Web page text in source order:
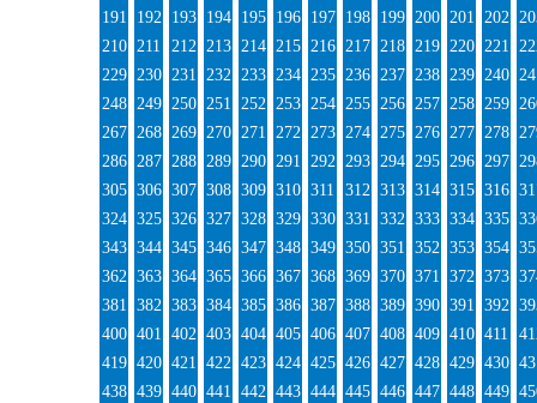
191
192 193 194 195 196 197 198 199 200 201 202
210 211 212 213 214 215 216 217 218 219 220 221
229 230 231 232 233 234 235 236 237 238 239 240
248 249 250 251 252 253 254 255 256 257 258 259
267 268 269 270 271 272 273 274 275 276 277 278
286 287 288 289 290 291 292 293 294 295 296 297
305 306 307 308 309 310 311 312 313 314 315 316
324 325 326 327 328 329 330 331 332 333 334 335
343 344 345 346 347 348 349 350 351 352 353 354
362 363 364 365 366 367 368 369 370 371 372 373
381 382 383 384 385 386 387 388 389 390 391 392
400 401 402 403 404 405 406 407 408 409 410 411
419 420 421 422 423 424 425 426 427 428 429 430
438 439 440 441 442 443 444 445 446 447 448 449